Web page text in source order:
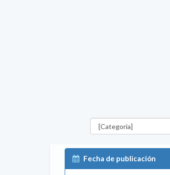
Categorías
Fecha de publicación